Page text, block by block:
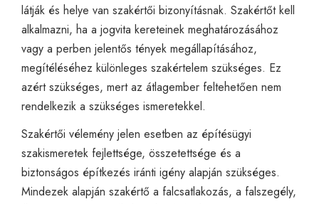
látják és helye van szakértői bizonyításnak. Szakértőt kell
alkalmazni, ha a jogvita kereteinek meghatározásához
vagy a perben jelentős tények megállapításához,
megítéléséhez különleges szakértelem szükséges. Ez
azért szükséges, mert az átlagember feltehetően nem
rendelkezik a szükséges ismeretekkel.
Szakértői vélemény jelen esetben az építésügyi
szakismeretek fejlettsége, összetettsége és a
biztonságos építkezés iránti igény alapján szükséges.
Mindezek alapján szakértő a falcsatlakozás, a falszegély,